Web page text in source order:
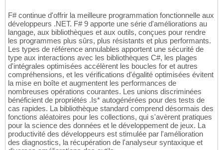
F# continue d'offrir la meilleure programmation fonctionnelle aux
développeurs .NET. F# 9 apporte une série d'améliorations au
langage, aux bibliothèques et aux outils, conçues pour rendre
les programmes plus sûrs, plus résistants et plus performants.
Les types de référence annulables apportent une sécurité de
type aux interactions avec les bibliothèques C#, les plages
d'intégrales optimisées accélèrent les boucles for et autres
compréhensions, et les vérifications d'égalité optimisées évitent
la mise en boîte et augmentent les performances de
nombreuses opérations courantes. Les unions discriminées
bénéficient de propriétés .Is* autogénérées pour des tests de
cas rapides. La bibliothèque standard comprend désormais des
fonctions aléatoires pour les collections, qui s'avèrent pratiques
pour la science des données et le développement de jeux. La
productivité des développeurs est stimulée par l'amélioration
des diagnostics, la récupération de l'analyseur syntaxique et